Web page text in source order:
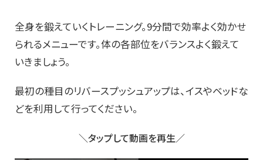
全身を鍛えていくトレーニング。9分間で効率よく効かせ
られるメニューです。体の各部位をバランスよく鍛えて
いきましょう。
最初の種目のリバースプッシュアップは、イスやベッドな
どを利用して行ってください。
＼タップして動画を再生／